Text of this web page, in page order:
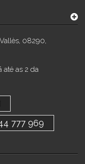
08290,
até as 2 da
777 969